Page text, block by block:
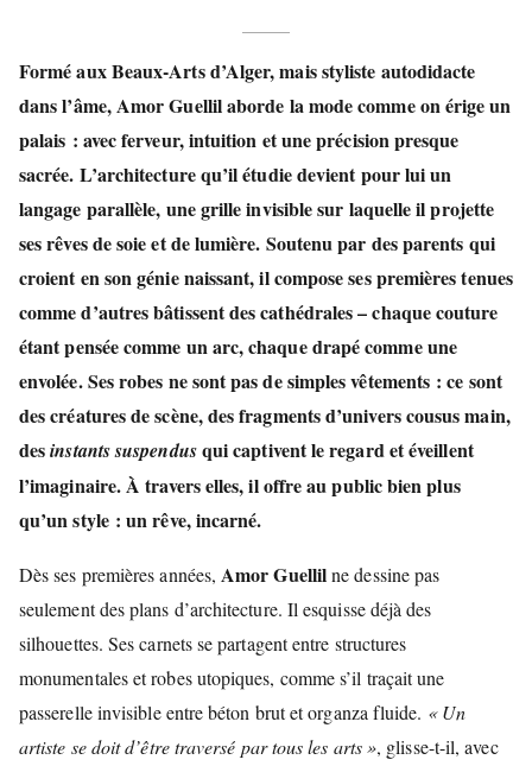
Formé aux Beaux-Arts d’Alger, mais styliste autodidacte
dans l’âme,Amor Guellilaborde la mode comme on érige un
palais : avec ferveur, intuition et une précision presque
sacrée. L’architecture qu’il étudie devient pour lui un
langage parallèle, une grille invisible sur laquelle il projette
ses rêves de soie et de lumière. Soutenu par des parents qui
croient en son génie naissant, il compose ses premières tenues
comme d’autres bâtissent des cathédrales – chaque couture
étant pensée comme un arc, chaque drapé comme une
envolée. Ses robes ne sont pas de simples vêtements : ce sont
des créatures de scène, des fragments d’univers cousus main,
desinstants suspendusqui captivent le regard et éveillent
l’imaginaire. À travers elles, il offre au public bien plus
qu’un style : un rêve, incarné.
Dès ses premières années, Amor Guellilne dessine pas
seulement des plans d’architecture. Il esquisse déjà des
silhouettes. Ses carnets se partagent entre structures
monumentales et robes utopiques, comme s’il traçait une
passerelle invisible entre béton brut et organza fluide. « Un
artiste se doit d’être traversé par tous les arts », glisse-t-il, avec